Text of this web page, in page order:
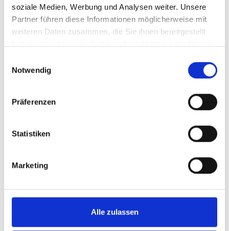
soziale Medien, Werbung und Analysen weiter. Unsere
Partner führen diese Informationen möglicherweise mit
weiteren Daten zusammen, die Sie ihnen bereitgestellt
Notwendig
Präferenzen
Statistiken
Marketing
Alle zulassen
2006
Champagner Nicolas
Prestige Palmes d´Or,
AC Champagne Brut, in
(146,67 € / 1 Liter)
110,00 €